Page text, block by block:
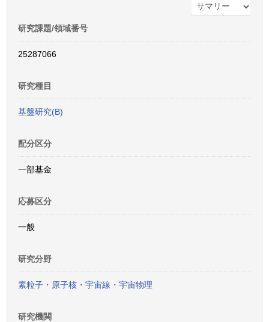
研究課題/領域番号
25287066
研究種目
基盤研究(B)
配分区分
一部基金
応募区分
一般
研究分野
素粒子・原子核・宇宙線・宇宙物理
研究機関